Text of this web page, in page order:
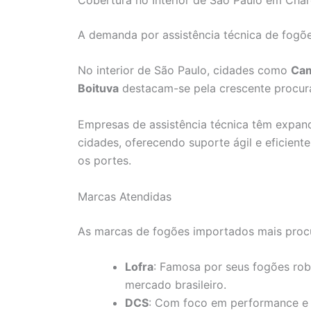
A demanda por assistência técnica de
No interior de São Paulo, cidades como
Boituva destacam-se pela crescente
Empresas de assistência técnica têm
cidades, oferecendo suporte ágil e
os portes.
Marcas Atendidas
As marcas de fogões importados mais
Lofra: Famosa por seus fogões
mercado brasileiro.
DCS: Com foco em performance